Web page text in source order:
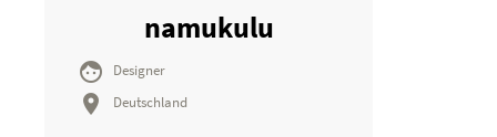
namukulu
 Designer
 Deutschland